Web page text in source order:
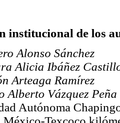
institucional de los
Alonso Sánchez
Alicia Ibáñez
Arteaga Ramírez
Alberto Vázquez Peña
Autónoma